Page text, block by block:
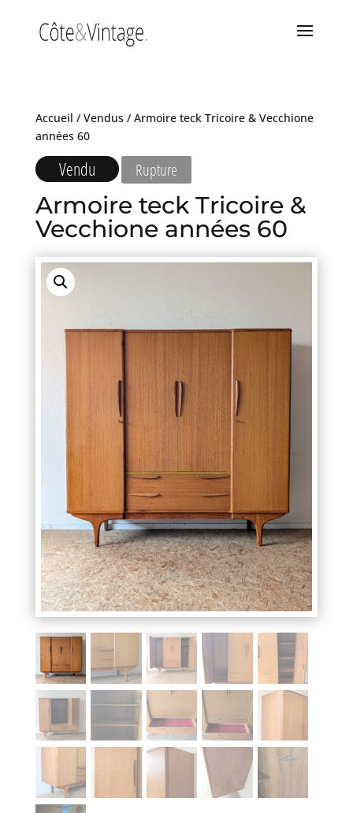
Accueil / Vendus/ Armoire teck Tricoire & Vecchione
années 60
Vendu Rupture
Armoire teck Tricoire &
Vecchione années 60